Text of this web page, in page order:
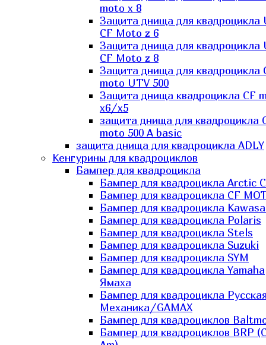
moto x 8
Защита днища для квадроцикла
CF Moto z 6
Защита днища для квадроцикла
CF Moto z 8
Защита днища для квадроцикла
moto UTV 500
Защита днища квадроцикла СF
x6/x5
защита днища для квадроцикла
moto 500 A basic
защита днища для квадроцикла ADLY
Кенгурины для квадроциклов
Бампер для квадроцикла
Бампер для квадроцикла Arctic
Бампер для квадроцикла CF
Бампер для квадроцикла
Бампер для квадроцикла Polaris
Бампер для квадроцикла Stels
Бампер для квадроцикла Suzuki
Бампер для квадроцикла SYM
Бампер для квадроцикла Yamaha
Ямаха
Бампер для квадроцикла
Механика/GAMAX
Бампер для квадроциклов
Бампер для квадроциклов BRP